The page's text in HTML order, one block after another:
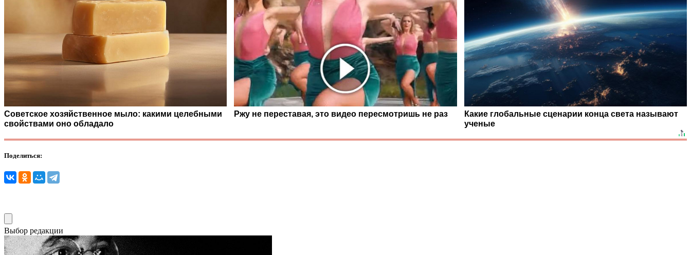
Советское хозяйственное мыло: какими целебными
свойствами оно обладало
Ржу не переставая, это видео пересмотришь не раз
Какие глобальные сценарии конца света называют
ученые
Поделиться:
Выбор редакции